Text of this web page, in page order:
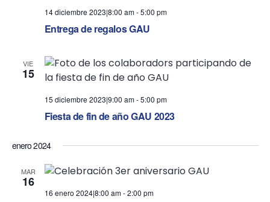
i
N
i
14 diciembre 2023|8:00 am-5:00 pm
Entrega de regalos GAU
VIE
15
15 diciembre 2023|9:00 am-5:00 pm
Fiesta de fin de año GAU 2023
enero 2024
MAR
16
16 enero 2024|8:00 am-2:00 pm